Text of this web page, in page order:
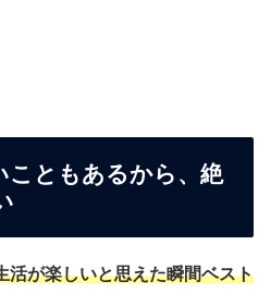
こともあるから、絶
活が楽しいと思えた瞬間ベスト